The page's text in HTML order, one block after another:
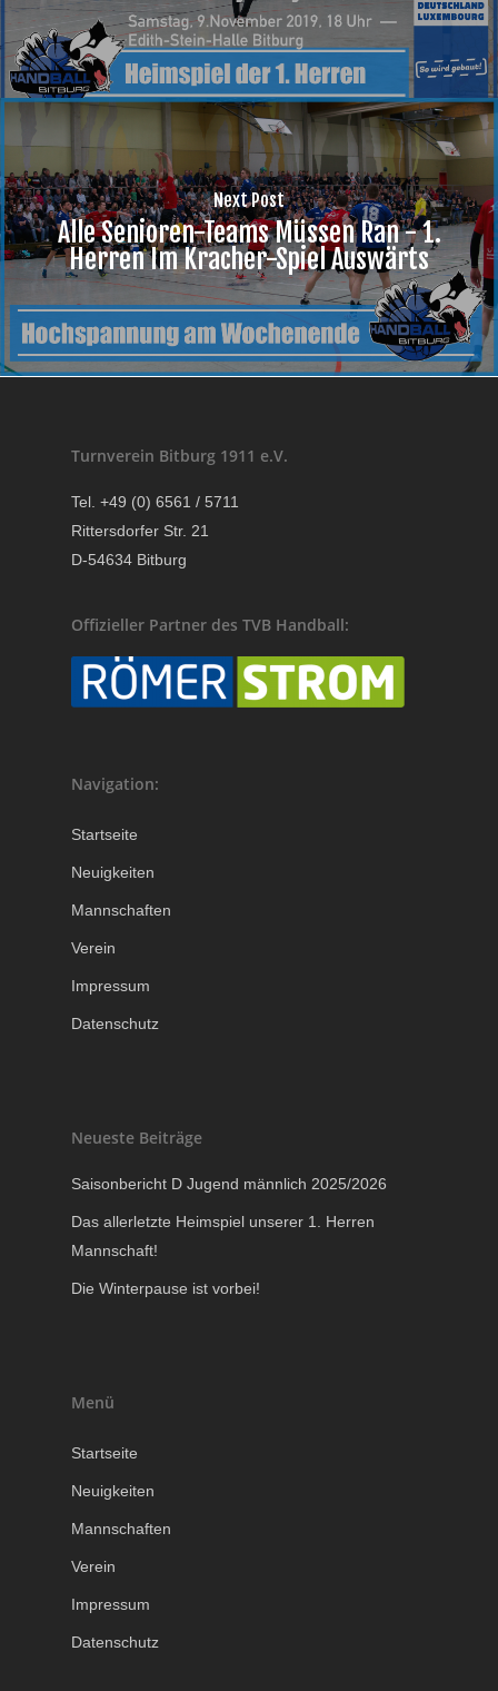
Next Post
Alle Senioren-Teams Müssen Ran - 1.
Herren Im Kracher-Spiel Auswärts
Turnverein Bitburg 1911 e.V.
Tel. +49 (0) 6561 / 5711
Rittersdorfer Str. 21
D-54634 Bitburg
Offizieller Partner des TVB Handball:
Navigation:
Startseite
Neuigkeiten
Mannschaften
Verein
Impressum
Datenschutz
Neueste Beiträge
Saisonbericht D Jugend männlich 2025/2026
Das allerletzte Heimspiel unserer 1. Herren
Mannschaft!
Die Winterpause ist vorbei!
Menü
Startseite
Neuigkeiten
Mannschaften
Verein
Impressum
Datenschutz